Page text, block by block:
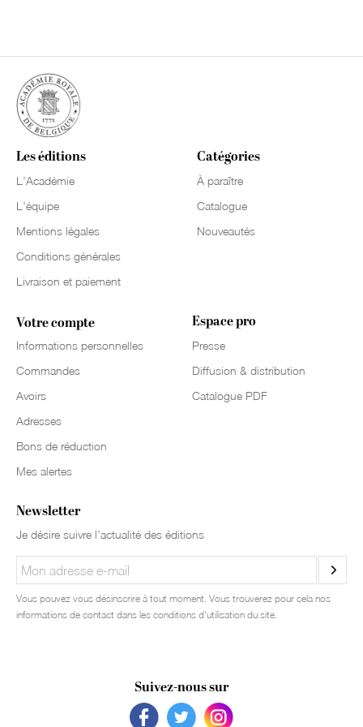
Les éditions
L'Académie
L'équipe
Mentions légales
Conditions générales
Livraison et paiement
Catégories
À paraître
Catalogue
Nouveautés
Votre compte
Informations personnelles
Commandes
Avoirs
Adresses
Bons de réduction
Mes alertes
Espace pro
Presse
Diffusion & distribution
Catalogue PDF
Newsletter
Je désire suivre l’actualité des éditions
Vous pouvez vous désinscrire à tout moment. Vous trouverez pour cela nos
informations de contact dans les conditions d'utilisation du site.
Suivez-nous sur